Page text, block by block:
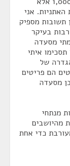
האתניות. אני
תשובות מספיק
המעורבות בעיקר
מסעדה
איתי
של
זאת, אם 80% מהפריטים הם פריטים
מסעדה
מנתחי
מהיושבים
כדי אחת